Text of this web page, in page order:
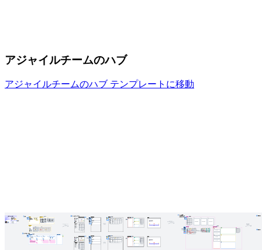
アジャイルチームのハブ
アジャイルチームのハブ テンプレートに移動